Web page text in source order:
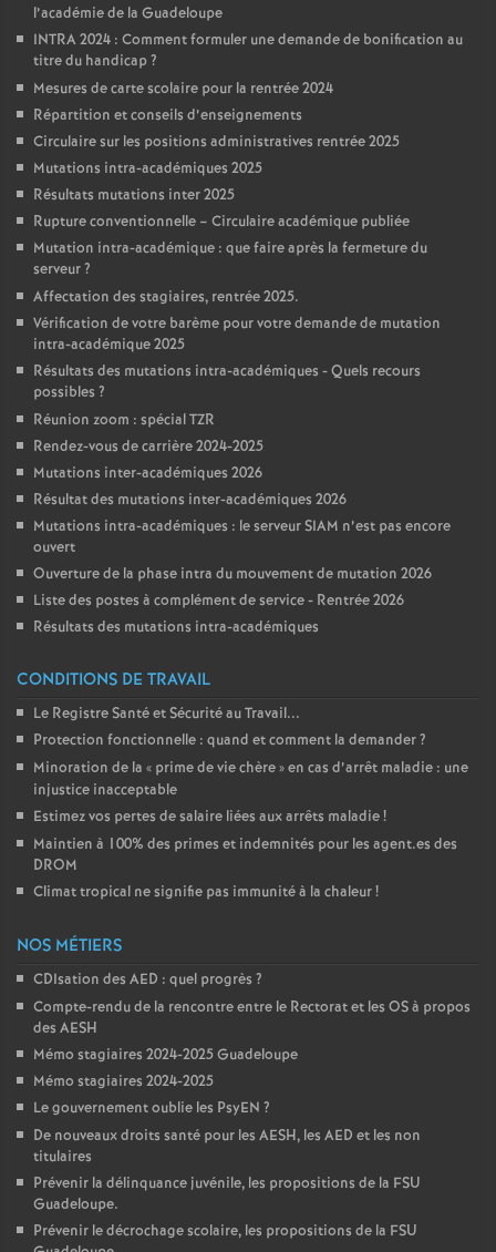
l’académie de la Guadeloupe
INTRA 2024 : Comment formuler une demande de bonification au
titre du handicap?
Mesures de carte scolaire pour la rentrée 2024
Répartition et conseils d’enseignements
Circulaire sur les positions administratives rentrée 2025
Mutations intra-académiques 2025
Résultats mutations inter 2025
Rupture conventionnelle – Circulaire académique publiée
Mutation intra-académique : que faire après la fermeture du
serveur?
Affectation des stagiaires, rentrée 2025.
Vérification de votre barème pour votre demande de mutation
intra-académique 2025
Résultats des mutations intra-académiques - Quels recours
possibles ?
Réunion zoom : spécial TZR
Rendez-vous de carrière 2024-2025
Mutations inter-académiques 2026
Résultat des mutations inter-académiques 2026
Mutations intra-académiques : le serveur SIAM n’est pas encore
ouvert
Ouverture de la phase intra du mouvement de mutation 2026
Liste des postes à complément de service - Rentrée 2026
Résultats des mutations intra-académiques
CONDITIONS DE TRAVAIL
Le Registre Santé et Sécurité au Travail...
Protection fonctionnelle : quand et comment la demander?
Minoration de la « prime de vie chère» en cas d’arrêt maladie : une
injustice inacceptable
Estimez vos pertes de salaire liées aux arrêts maladie!
Maintien à 100% des primes et indemnités pour les agent.es des
DROM
Climat tropical ne signifie pas immunité à la chaleur!
NOS MÉTIERS
CDIsation des AED : quel progrès ?
Compte-rendu de la rencontre entre le Rectorat et les OS à propos
des AESH
Mémo stagiaires 2024-2025 Guadeloupe
Mémo stagiaires 2024-2025
Le gouvernement oublie les PsyEN ?
De nouveaux droits santé pour les AESH, les AED et les non
titulaires
Prévenir la délinquance juvénile, les propositions de la FSU
Guadeloupe.
Prévenir le décrochage scolaire, les propositions de la FSU